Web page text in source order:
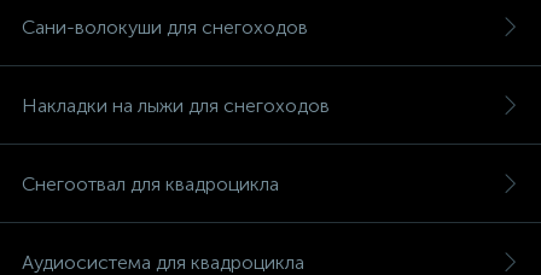
Сани-волокуши для снегоходов
Накладки на лыжи для снегоходов
Снегоотвал для квадроцикла
Аудиосистема для квадроцикла